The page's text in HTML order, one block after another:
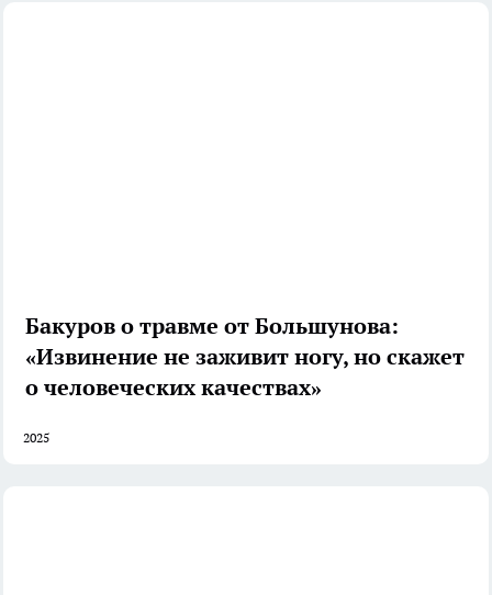
Бакуров о травме от Большунова:
«Извинение не заживит ногу, но скажет
о человеческих качествах»
2025